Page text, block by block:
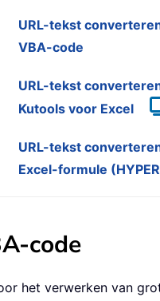
URL-tekst
VBA-code
URL-tekst
Kutools voor Excel
URL-tekst
Excel-formule
code
het verwerken van